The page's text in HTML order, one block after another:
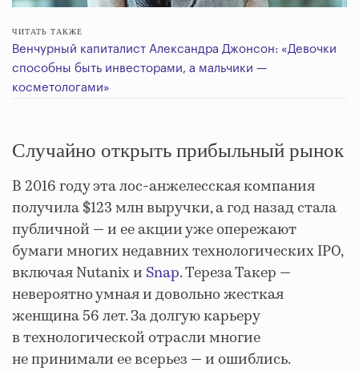
ЧИТАТЬ ТАКЖЕ
Венчурный капиталист Александра Джонсон: «Девочки
способны быть инвесторами, а мальчики —
косметологами»
Случайно открыть прибыльный рынок
В 2016 году эта лос-анжелесская компания
получила $123 млн выручки, а год назад стала
публичной — и ее акции уже опережают
бумаги многих недавних технологических IPO,
включая Nutanix и Snap. Тереза Такер —
невероятно умная и довольно жесткая
женщина 56 лет. За долгую карьеру
в технологической отрасли многие
не принимали ее всерьез — и ошиблись.